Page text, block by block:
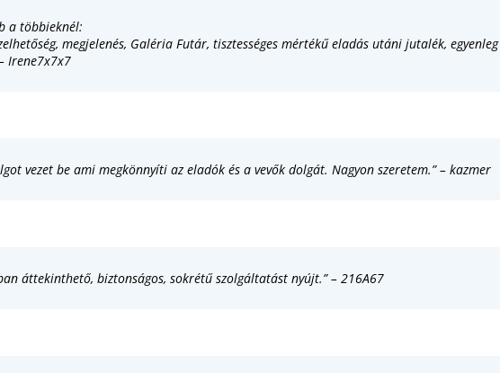
a többieknél:
megjelenés, Galéria Futár, tisztességes mértékű eladás utáni jutalék, egyenleg
Irene7x7x7
vezet be ami megkönnyíti az eladók és a vevők dolgát. Nagyon szeretem.” – kazmer
áttekinthető, biztonságos, sokrétű szolgáltatást nyújt.” – 216A67